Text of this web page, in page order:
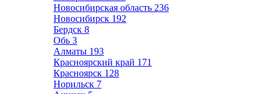
Новосибирская область 236
Новосибирск 192
Бердск 8
Обь 3
Алматы 193
Красноярский край 171
Красноярск 128
Норильск 7